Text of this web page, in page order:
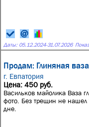
Даты: 05.12.2024-31.07.2026
Продам: Глиняная ваза
г. Евпатория
Цена: 450 руб.
Васильков майолика Ваза
фото. Без трещин не нашел
дне.